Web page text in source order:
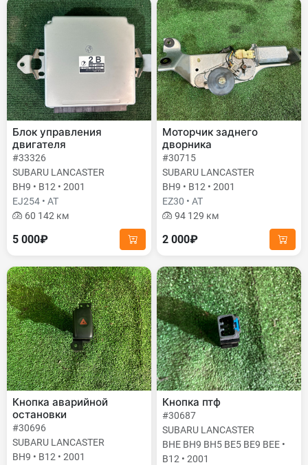
Блок управления
двигателя
#33326
SUBARU LANCASTER
BH9 • B12 • 2001
EJ254 • AT
60 142 км
5 000₽
Моторчик заднего
дворника
#30715
SUBARU LANCASTER
BH9 • B12 • 2001
EZ30 • AT
94 129 км
2 000₽
Кнопка аварийной
остановки
#30696
SUBARU LANCASTER
BH9 • B12 • 2001
Кнопка птф
#30687
SUBARU LANCASTER
BHE BH9 BH5 BE5 BE9 BEE •
B12 • 2001